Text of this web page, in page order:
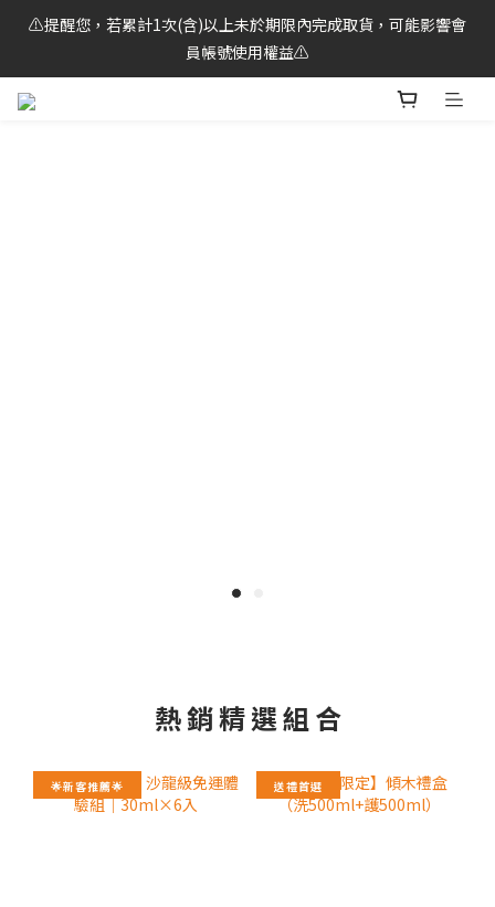
🌟LINE好友獨享！馬上領 $100元 購物金💰
⚠️提醒您，若累計1次(含)以上未於期限內完成取貨，可能影響會
員帳號使用權益⚠️
熱 銷 精 選 組 合
🌟新客推薦🌟 送禮首選